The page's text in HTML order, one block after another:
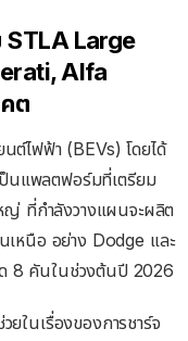
Large
Alfa
ต
ต์ไฟฟ้า (BEVs) โดยได้
นแพลตฟอร์มที่เตรียม
ที่กำลังวางแผนจะผลิต
เหนือ อย่าง Dodge และ
8 คันในช่วงต้นปี 2026
ในเรื่องของการชาร์จ